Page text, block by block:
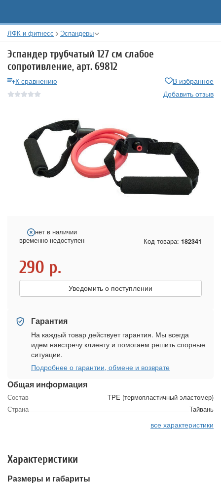
ЛФК и фитнесс Эспандеры
Эспандер трубчатый 127 см слабое
сопротивление, арт. 69812
К сравнению
В избранное
Добавить отзыв
Общая информация
Состав
TPE (термопластичный эластомер)
Страна
Тайвань
все характеристики
нет в наличии
временно недоступен
Код товара: 182341
290 р.
Уведомить о поступлении
Гарантия
На каждый товар действует гарантия. Мы всегда
идем навстречу клиенту и помогаем решить спорные
ситуации.
Подробнее о гарантии, обмене и возврате
Характеристики
Размеры и габариты